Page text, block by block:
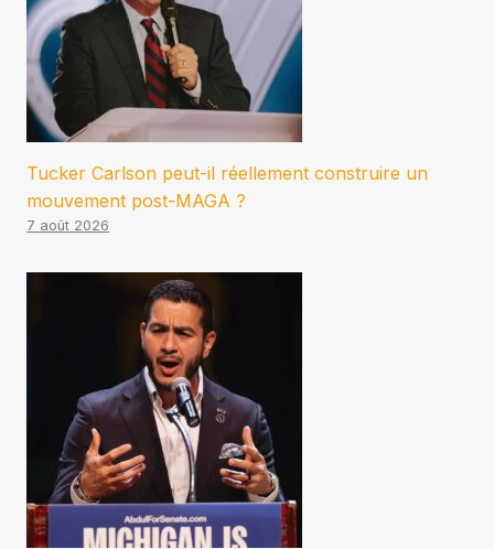
Tucker Carlson peut-il réellement construire un
mouvement post-MAGA ?
7 août 2026